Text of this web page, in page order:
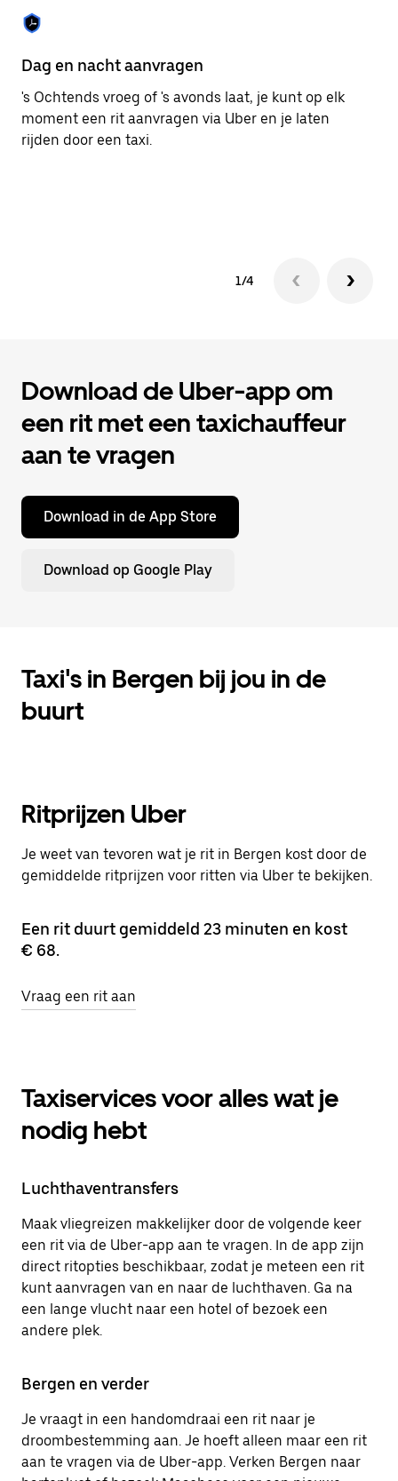
Dag en nacht aanvragen
's Ochtends vroeg of 's avonds laat, je kunt op elk
moment een rit aanvragen via Uber en je laten
rijden door een taxi.
1/4
Download de Uber-app om
een rit met een taxichauffeur
aan te vragen
Download in de App Store
Download op Google Play
Taxi's in Bergen bij jou in de
buurt
Ritprijzen Uber
Je weet van tevoren wat je rit in Bergen kost door de
gemiddelde ritprijzen voor ritten via Uber te bekijken.
Een rit duurt gemiddeld 23 minuten en kost
€ 68.
Vraag een rit aan
Taxiservices voor alles wat je
nodig hebt
Luchthaventransfers
Maak vliegreizen makkelijker door de volgende keer
een rit via de Uber-app aan te vragen. In de app zijn
direct ritopties beschikbaar, zodat je meteen een rit
kunt aanvragen van en naar de luchthaven. Ga na
een lange vlucht naar een hotel of bezoek een
andere plek.
Bergen en verder
Je vraagt in een handomdraai een rit naar je
droombestemming aan. Je hoeft alleen maar een rit
aan te vragen via de Uber-app. Verken Bergen naar